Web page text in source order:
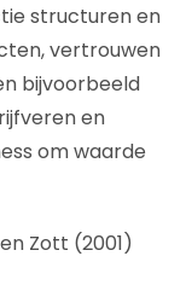
structuren en
vertrouwen
bijvoorbeeld
en
om waarde